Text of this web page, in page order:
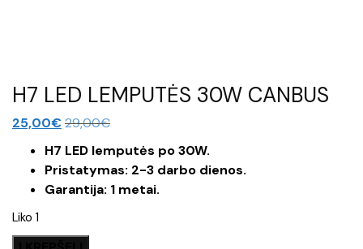
H7 LED LEMPUTĖS 30W CANBUS
25,00€ 29,00€
H7 LED lemputės po 30W.
Pristatymas: 2-3 darbo dienos.
Garantija: 1 metai.
Liko 1